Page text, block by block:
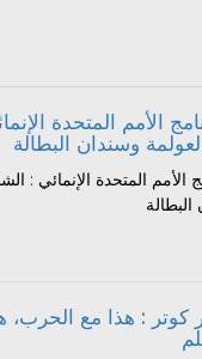
الأمم المتحدة
وسندان البطالة
الأمم المتحدة الإنمائي :
كوتر : هذا مع الحرب،